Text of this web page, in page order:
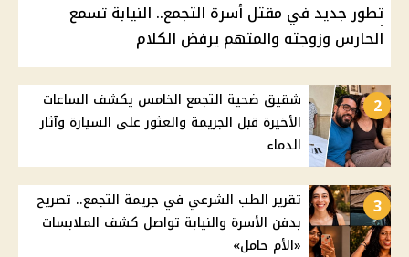
تطور جديد في مقتل أسرة التجمع.. النيابة تسمع
الحارس وزوجته والمتهم يرفض الكلام
2
شقيق ضحية التجمع الخامس يكشف الساعات
الأخيرة قبل الجريمة والعثور على السيارة وآثار
الدماء
3
تقرير الطب الشرعي في جريمة التجمع.. تصريح
بدفن الأسرة والنيابة تواصل كشف الملابسات
«الأم حامل»